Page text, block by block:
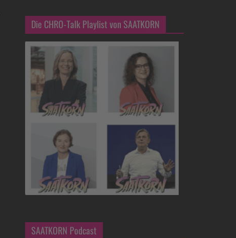
Die CHRO-Talk Playlist von SAATKORN
SAATKORN Podcast